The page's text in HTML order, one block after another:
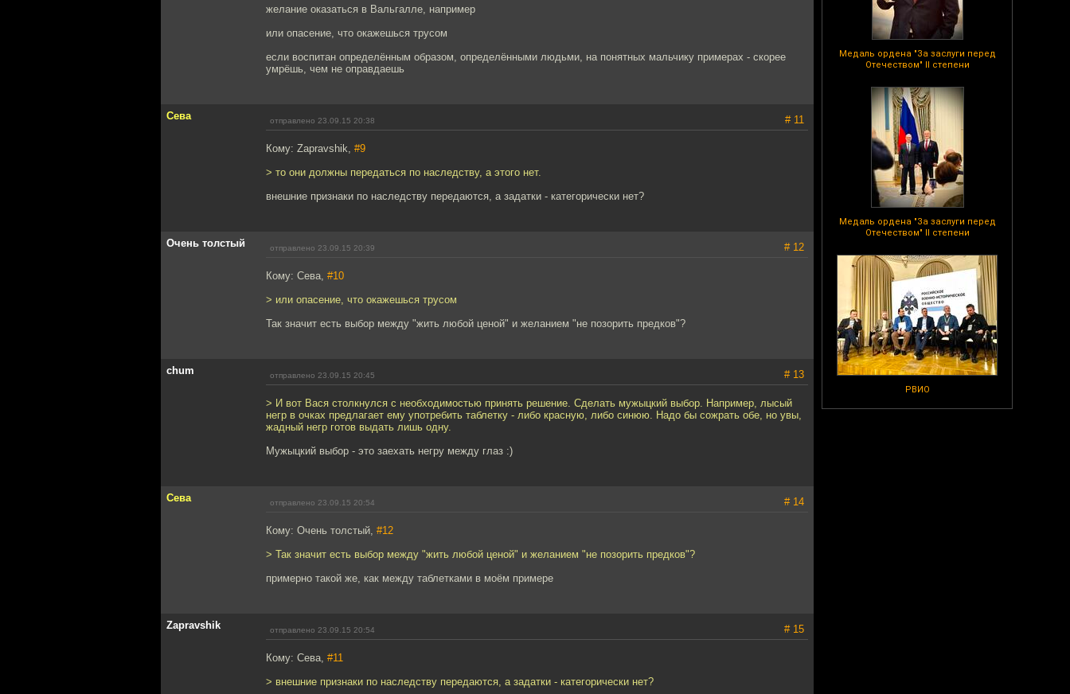
Медаль ордена "За заслуги перед
Отечеством" II степени
Медаль ордена "За заслуги перед
Отечеством" II степени
РВИО
желание оказаться в Вальгалле, например
или опасение, что окажешься трусом
если воспитан определённым образом, определёнными людьми, на понятных мальчику примерах - скорее
умрёшь, чем не оправдаешь
Сева отправлено 23.09.15 20:38 # 11
Кому: Zapravshik, #9
> то они должны передаться по наследству, а этого нет.
внешние признаки по наследству передаются, а задатки - категорически нет?
Очень толстый отправлено 23.09.15 20:39 # 12
Кому: Сева, #10
> или опасение, что окажешься трусом
Так значит есть выбор между "жить любой ценой" и желанием "не позорить предков"?
chum отправлено 23.09.15 20:45 # 13
> И вот Вася столкнулся с необходимостью принять решение. Сделать мужыцкий выбор. Например, лысый
негр в очках предлагает ему употребить таблетку - либо красную, либо синюю. Надо бы сожрать обе, но увы,
жадный негр готов выдать лишь одну.
Мужыцкий выбор - это заехать негру между глаз :)
Сева отправлено 23.09.15 20:54 # 14
Кому: Очень толстый, #12
> Так значит есть выбор между "жить любой ценой" и желанием "не позорить предков"?
примерно такой же, как между таблетками в моём примере
Zapravshik отправлено 23.09.15 20:54 # 15
Кому: Сева, #11
> внешние признаки по наследству передаются, а задатки - категорически нет?